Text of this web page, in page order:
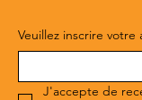
Veuillez inscrire votre
J'accepte de